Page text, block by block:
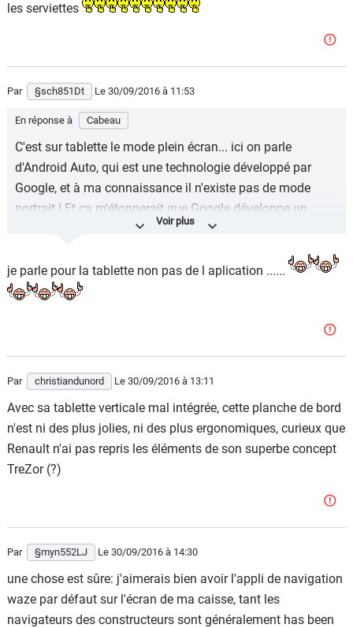
les serviettes
Par §sch851Dt Le 30/09/2016 à 11:53
En réponse à Cabeau
C'est sur tablette le mode plein écran... ici on parle
d'Android Auto, qui est une technologie développé par
Google, et à ma connaissance il n'existe pas de mode
portrait ! Et ça m'étonnerait que Google développe un
mode portrait juste pour Renault.
Donc ouais ça fais moche, Renault a rien fais, ils ont juste
intégré Android Auto et Waze a développé son application
(dispo pour toutes les voitures). Le seul truc de partenaire
Android Auto !
je parle pour la tablette non pas de l aplication ......
Par christiandunord Le 30/09/2016 à 13:11
Avec sa tablette verticale mal intégrée, cette planche de bord
n'est ni des plus jolies, ni des plus ergonomiques, curieux que
Renault n'ai pas repris les éléments de son superbe concept
TreZor (?)
Par §myn552LJ Le 30/09/2016 à 14:30
une chose est sûre: j'aimerais bien avoir l'appli de navigation
waze par défaut sur l'écran de ma caisse, tant les
navigateurs des constructeurs sont généralement has been